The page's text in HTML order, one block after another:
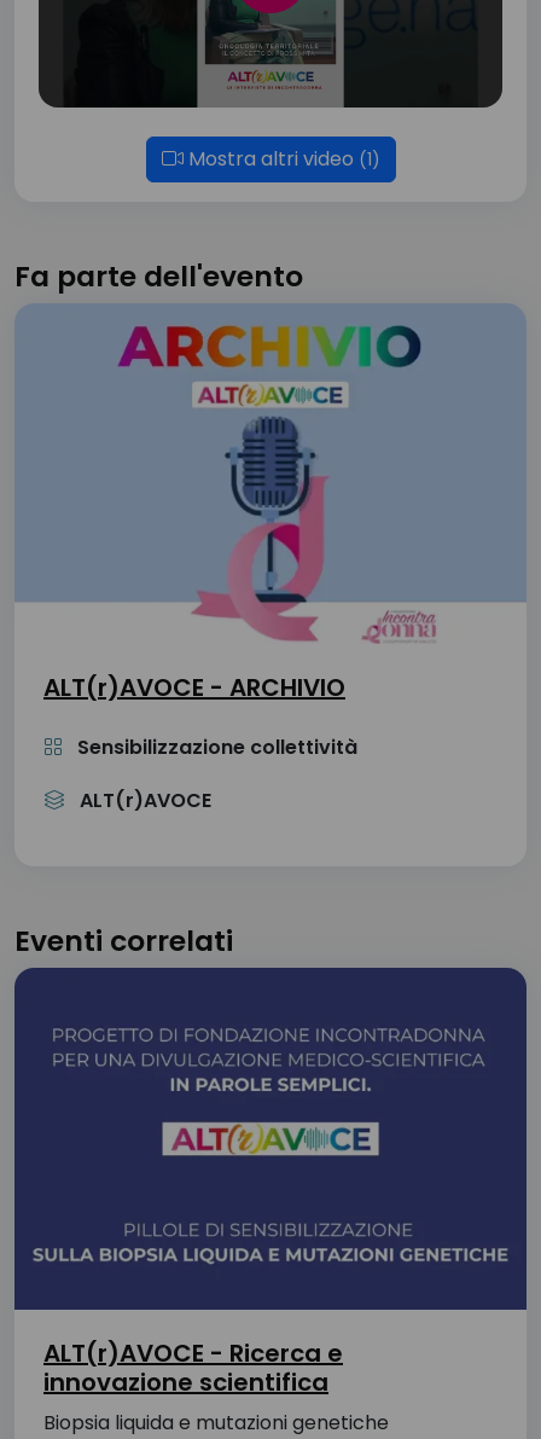
Mostra altri video (1)
Fa parte dell'evento
ALT(r)AVOCE - ARCHIVIO
Sensibilizzazione collettività
ALT(r)AVOCE
Eventi correlati
ALT(r)AVOCE - Ricerca e
innovazione scientifica
Biopsia liquida e mutazioni genetiche